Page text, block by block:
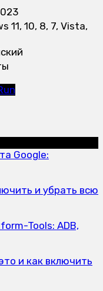
11, 10, 8, 7, Vista,
Google:
и убрать всю
Tools: ADB,
и как включить